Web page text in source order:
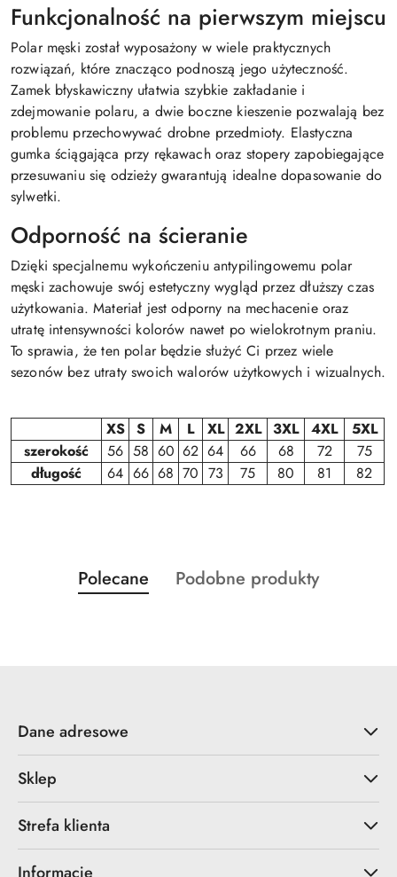
Funkcjonalność na pierwszym miejscu
Polar męski został wyposażony w wiele praktycznych
rozwiązań, które znacząco podnoszą jego użyteczność.
Zamek błyskawiczny ułatwia szybkie zakładanie i
zdejmowanie polaru, a dwie boczne kieszenie pozwalają bez
problemu przechowywać drobne przedmioty. Elastyczna
gumka ściągająca przy rękawach oraz stopery zapobiegające
przesuwaniu się odzieży gwarantują idealne dopasowanie do
sylwetki.
Odporność na ścieranie
Dzięki specjalnemu wykończeniu antypilingowemu polar
męski zachowuje swój estetyczny wygląd przez dłuższy czas
użytkowania. Materiał jest odporny na mechacenie oraz
utratę intensywności kolorów nawet po wielokrotnym praniu.
To sprawia, że ten polar będzie służyć Ci przez wiele
sezonów bez utraty swoich walorów użytkowych i wizualnych.
XS S M L XL 2XL 3XL 4XL
5XL
szerokość
56 58 60 62 64 66 68 72
75
długość
64 66 68 70 73 75 80 81 82
Pomiń karuzelę produktów
Produkty
o
Polecane
Produkty
Podobne produkty
Dane adresowe
Sklep
Strefa klienta